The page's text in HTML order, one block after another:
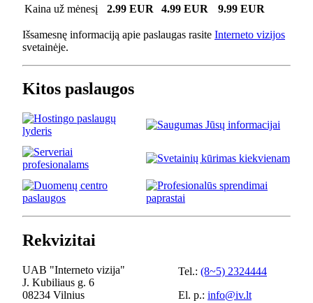
Kaina už mėnesį
2.99 EUR 4.99 EUR 9.99 EUR
Išsamesnę informaciją apie paslaugas rasite Interneto vizijos
svetainėje.
Kitos paslaugos
Rekvizitai
UAB "Interneto vizija"
J. Kubiliaus g. 6
08234 Vilnius
Tel.: (8~5) 2324444
El. p.: info@iv.lt